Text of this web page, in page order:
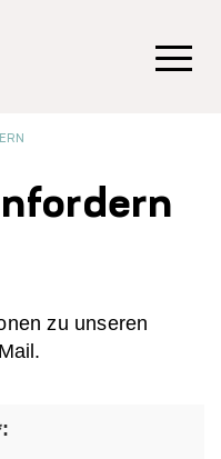
zu unseren